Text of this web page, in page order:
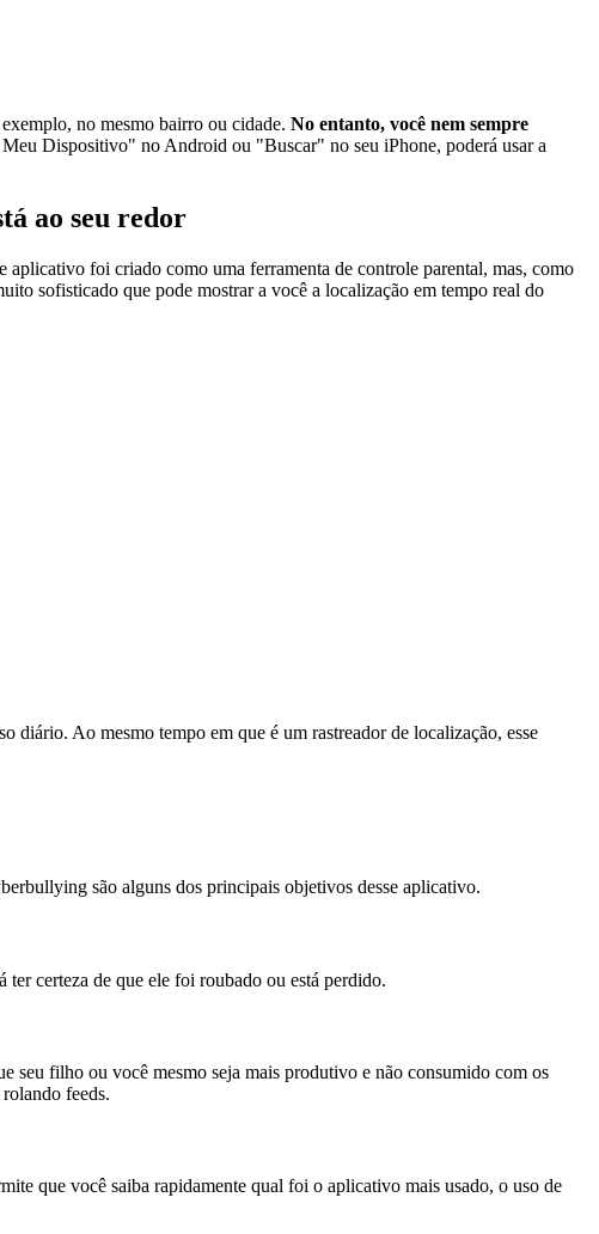
no mesmo bairro ou cidade. No entanto, você nem sempre
Dispositivo" no Android ou "Buscar" no seu iPhone, poderá usar a
ao seu redor
aplicativo foi criado como uma ferramenta de controle parental, mas, como
sofisticado que pode mostrar a você a localização em tempo real do
diário. Ao mesmo tempo em que é um rastreador de localização, esse
são alguns dos principais objetivos desse aplicativo.
certeza de que ele foi roubado ou está perdido.
seu filho ou você mesmo seja mais produtivo e não consumido com os
feeds.
que você saiba rapidamente qual foi o aplicativo mais usado, o uso de